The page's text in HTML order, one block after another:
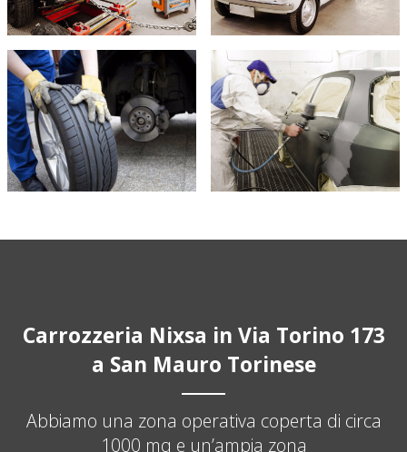
Carrozzeria Nixsa in Via Torino 173
a San Mauro Torinese
Abbiamo una zona operativa coperta di circa
1000 mq e un’ampia zona